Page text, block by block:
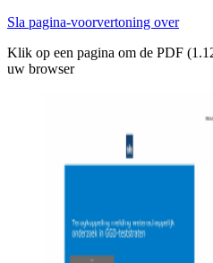
Sla pagina-voorvertoning over
Klik op een pagina om de PDF
uw browser